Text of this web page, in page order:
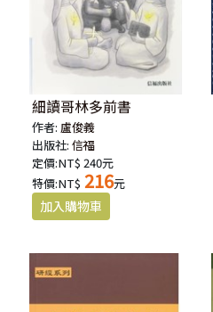
細讀哥林多前書
作者:盧俊義
出版社:信福
定價:NT$ 240元
特價:NT$ 216元